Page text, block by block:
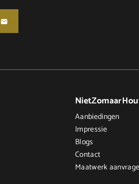
Aanbiedingen
Impressie
Blogs
Contact
Maatwerk